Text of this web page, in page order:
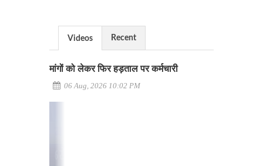
Videos Recent
मांगों को लेकर फिर हड़ताल पर कर्मचारी
06 Aug, 2026 10:02 PM